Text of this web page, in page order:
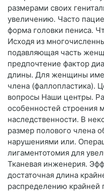
размерами своих
увеличению. Часто
форма головки пениса.
Исходя из
подавляющая часть
предпочтение фактор
длины. Для женщины
члена (фаллопластика).
вопросы Наши центры.
особенностей строения
наследственности. В
размер полового члена
нарушениями или.
лигаментотомия для
Тканевая инженерия.
достаточная длина
распределению крайней